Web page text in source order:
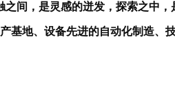
间，是灵感的迸发，探索之中
基地、设备先进的自动化制造